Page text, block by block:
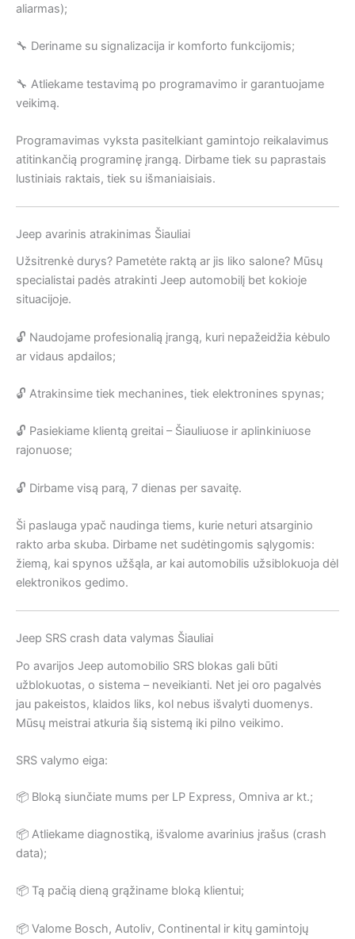
aliarmas);
🔧 Deriname su signalizacija ir komforto funkcijomis;
🔧 Atliekame testavimą po programavimo ir garantuojame
veikimą.
Programavimas vyksta pasitelkiant gamintojo reikalavimus
atitinkančią programinę įrangą. Dirbame tiek su paprastais
lustiniais raktais, tiek su išmaniaisiais.
Jeep avarinis atrakinimas Šiauliai
Užsitrenkė durys? Pametėte raktą ar jis liko salone? Mūsų
specialistai padės atrakinti Jeep automobilį bet kokioje
situacijoje.
🔓 Naudojame profesionalią įrangą, kuri nepažeidžia kėbulo
ar vidaus apdailos;
🔓 Atrakinsime tiek mechanines, tiek elektronines spynas;
🔓 Pasiekiame klientą greitai – Šiauliuose ir aplinkiniuose
rajonuose;
🔓 Dirbame visą parą, 7 dienas per savaitę.
Ši paslauga ypač naudinga tiems, kurie neturi atsarginio
rakto arba skuba. Dirbame net sudėtingomis sąlygomis:
žiemą, kai spynos užšąla, ar kai automobilis užsiblokuoja dėl
elektronikos gedimo.
Jeep SRS crash data valymas Šiauliai
Po avarijos Jeep automobilio SRS blokas gali būti
užblokuotas, o sistema – neveikianti. Net jei oro pagalvės
jau pakeistos, klaidos liks, kol nebus išvalyti duomenys.
Mūsų meistrai atkuria šią sistemą iki pilno veikimo.
SRS valymo eiga:
📦 Bloką siunčiate mums per LP Express, Omniva ar kt.;
📦 Atliekame diagnostiką, išvalome avarinius įrašus (crash
data);
📦 Tą pačią dieną grąžiname bloką klientui;
📦 Valome Bosch, Autoliv, Continental ir kitų gamintojų